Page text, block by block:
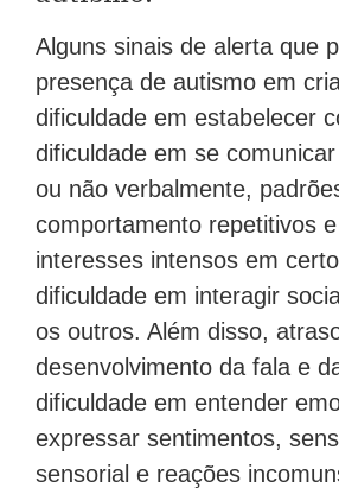
Alguns sinais de alerta que
presença de autismo em
dificuldade em estabelecer
dificuldade em se
ou não verbalmente,
comportamento repetitivos
interesses intensos em
dificuldade em interagir
os outros. Além disso,
desenvolvimento da fala e
dificuldade em entender
expressar sentimentos,
sensorial e reações